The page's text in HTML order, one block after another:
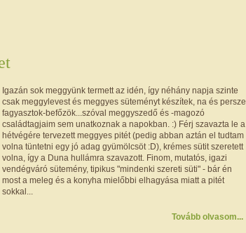
Igazán sok meggyünk termett az idén, így néhány napja szinte
csak meggylevest és meggyes süteményt készítek, na és persze
fagyasztok-befőzök...szóval meggyszedő és -magozó
családtagjaim sem unatkoznak a napokban. :) Férj szavazta le a
hétvégére tervezett meggyes pitét (pedig abban aztán el tudtam
volna tüntetni egy jó adag gyümölcsöt :D), krémes sütit szeretett
volna, így a Duna hullámra szavazott. Finom, mutatós, igazi
vendégváró sütemény, tipikus "mindenki szereti süti" - bár én
most a meleg és a konyha mielőbbi elhagyása miatt a pitét
sokkal...
Tovább olvasom...